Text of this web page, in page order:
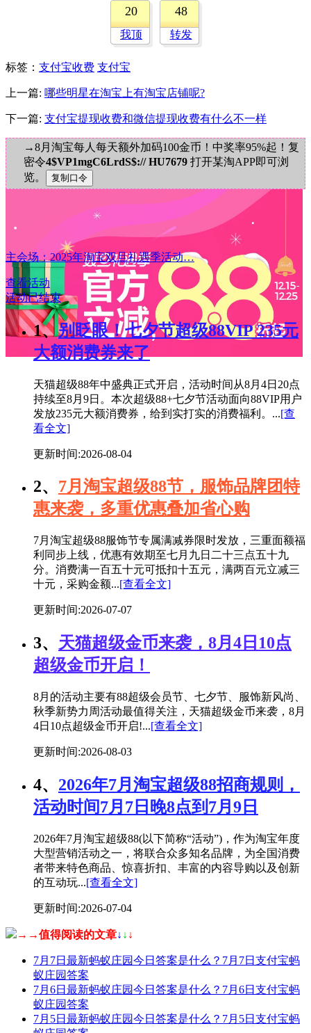
20
我顶
48
转发
标签 ： 支付宝收费 支付宝
上一篇: 哪些明星在淘宝上有淘宝店铺呢?
下一篇: 支付宝提现收费和微信提现收费有什么不一样
→8月淘宝每人每天额外加码100金币！中奖率95%起！复
密令4$VP1mgC6LrdS$:// HU7679 打开某淘APP即可浏
览。
主会场：2025年淘宝双旦礼遇季活动…
查看活动
活动已结束
1、 别眨眼！七夕节超级88VIP 235元
大额消费券来了
天猫超级88年中盛典正式开启，活动时间从8月4日20点
持续至8月9日。本次超级88+七夕节活动面向88VIP用户
发放235元大额消费券，给到实打实的消费福利。...[查
看全文]
更新时间:2026-08-04
2、 7月淘宝超级88节，服饰品牌团特
惠来袭，多重优惠叠加省心购
7月淘宝超级88服饰节专属满减券限时发放，三重面额福
利同步上线，优惠有效期至七月九日二十三点五十九
分。消费满一百五十元可抵扣十五元，满两百元立减三
十元，采购金额...[查看全文]
更新时间:2026-07-07
3、 天猫超级金币来袭，8月4日10点
超级金币开启！
8月的活动主要有88超级会员节、七夕节、服饰新风尚、
秋季新势力周活动最值得关注，天猫超级金币来袭，8月
4日10点超级金币开启!...[查看全文]
更新时间:2026-08-03
4、 2026年7月淘宝超级88招商规则，
活动时间7月7日晚8点到7月9日
2026年7月淘宝超级88(以下简称“活动”)，作为淘宝年度
大型营销活动之一，将联合众多知名品牌，为全国消费
者带来特色商品、惊喜折扣、丰富的内容导购以及创新
的互动玩...[查看全文]
更新时间:2026-07-04
→→值得阅读的文章↓ ↓ ↓
7月7日最新蚂蚁庄园今日答案是什么？7月7日支付宝蚂
蚁庄园答案
7月6日最新蚂蚁庄园今日答案是什么？7月6日支付宝蚂
蚁庄园答案
7月5日最新蚂蚁庄园今日答案是什么？7月5日支付宝蚂